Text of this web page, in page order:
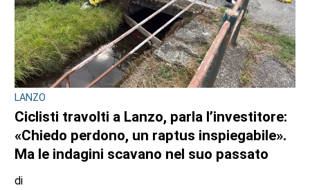
OPERAZIONE ANTI-DROGA A TORINO E PROVINCIA
Quando lo spaccio incontra la fantasia: